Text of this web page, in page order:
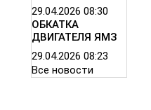
29.04.2026 08:30
ОБКАТКА
ДВИГАТЕЛЯ ЯМЗ
29.04.2026 08:23
Все новости